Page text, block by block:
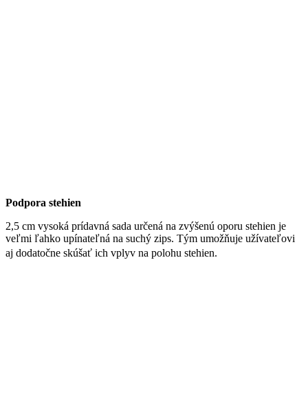
Podpora stehien
2,5 cm vysoká prídavná sada určená na zvýšenú oporu stehien je
veľmi ľahko upínateľná na suchý zips. Tým umožňuje užívateľovi
aj dodatočne skúšať ich vplyv na polohu stehien.